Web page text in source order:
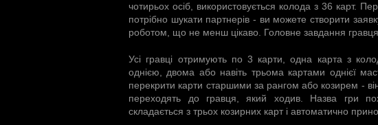
чотирьох осіб, використовується колода з 36 карт.
потрібно шукати партнерів - ви можете створити
роботом, що не менш цікаво. Головне завдання
Усі гравці отримують по 3 карти, одна карта з
однією, двома або навіть трьома картами однієї
перекрити карти старшими за рангом або козирем -
переходять до гравця, який ходив. Назва гри
складається з трьох козирних карт і автоматично